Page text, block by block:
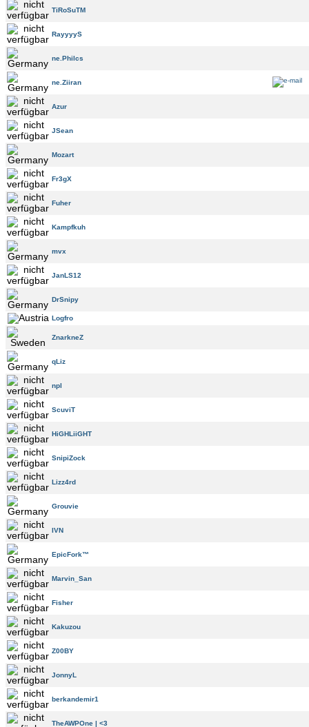
TiRoSuTM
RayyyyS
ne.Philcs
ne.Ziiran
Azur
JSean
Mozart
Fr3gX
Fuher
Kampfkuh
mvx
JanLS12
DrSnipy
Logfro
ZnarkneZ
qLiz
npl
ScuviT
HiGHLiiGHT
SnipiZock
Lizz4rd
Grouvie
IVN
EpicFork™
Marvin_San
Fisher
Kakuzou
Z00BY
JonnyL
berkandemir1
TheAWPOne | <3